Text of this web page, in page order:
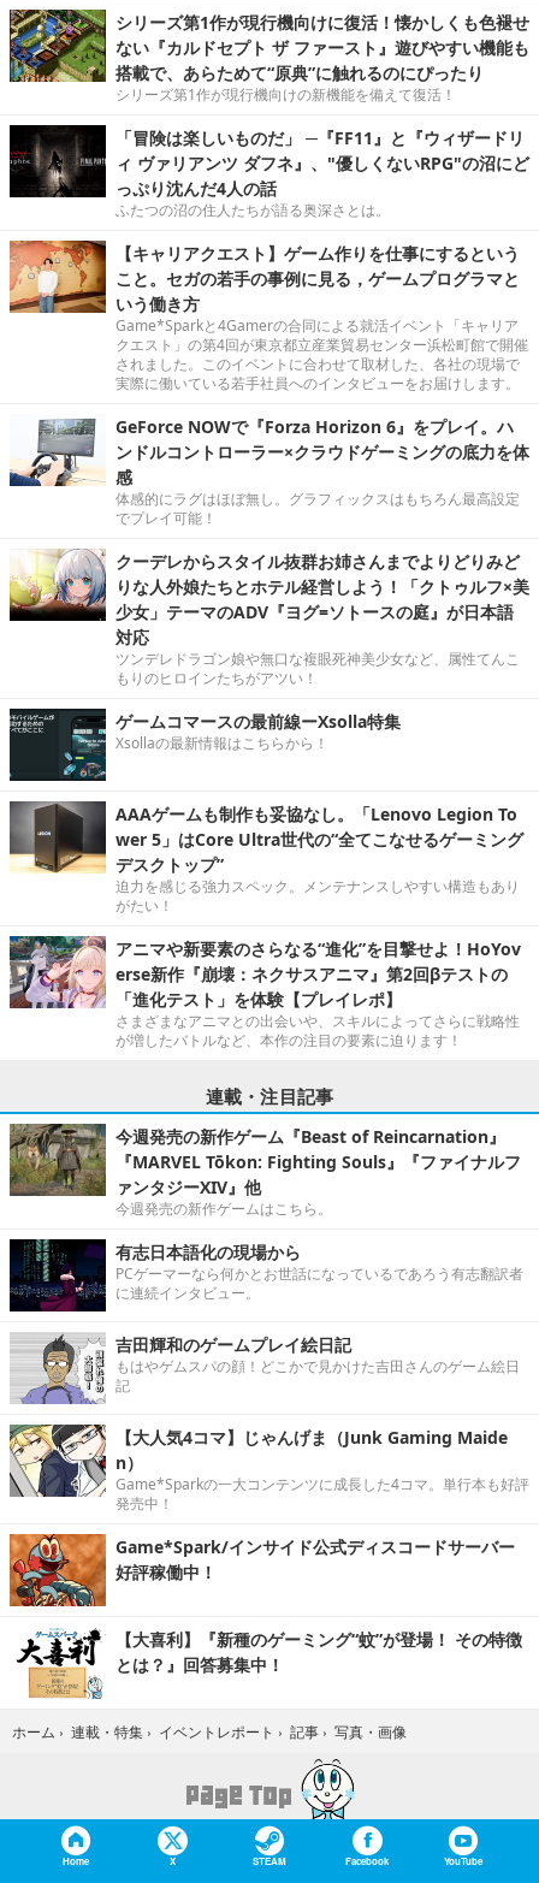
シリーズ第1作が現行機向けに復活！懐かしくも色褪せ
ない『カルドセプト ザ ファースト』遊びやすい機能も
搭載で、あらためて“原典”に触れるのにぴったり
シリーズ第1作が現行機向けの新機能を備えて復活！
「冒険は楽しいものだ」 ─『FF11』と『ウィザードリ
ィ ヴァリアンツ ダフネ』、"優しくないRPG"の沼にど
っぷり沈んだ4人の話
ふたつの沼の住人たちが語る奥深さとは。
【キャリアクエスト】ゲーム作りを仕事にするという
こと。セガの若手の事例に見る，ゲームプログラマと
いう働き方
Game*Sparkと4Gamerの合同による就活イベント「キャリア
クエスト」の第4回が東京都立産業貿易センター浜松町館で開催
されました。このイベントに合わせて取材した、各社の現場で
実際に働いている若手社員へのインタビューをお届けします。
GeForce NOWで『Forza Horizon 6』をプレイ。ハ
ンドルコントローラー×クラウドゲーミングの底力を体
感
体感的にラグはほぼ無し。グラフィックスはもちろん最高設定
でプレイ可能！
クーデレからスタイル抜群お姉さんまでよりどりみど
りな人外娘たちとホテル経営しよう！「クトゥルフ×美
少女」テーマのADV『ヨグ=ソトースの庭』が日本語
対応
ツンデレドラゴン娘や無口な複眼死神美少女など、属性てんこ
もりのヒロインたちがアツい！
ゲームコマースの最前線ーXsolla特集
Xsollaの最新情報はこちらから！
AAAゲームも制作も妥協なし。「Lenovo Legion To
wer 5」はCore Ultra世代の“全てこなせるゲーミング
デスクトップ”
迫力を感じる強力スペック。メンテナンスしやすい構造もあり
がたい！
アニマや新要素のさらなる“進化”を目撃せよ！HoYov
erse新作『崩壊：ネクサスアニマ』第2回βテストの
「進化テスト」を体験【プレイレポ】
さまざまなアニマとの出会いや、スキルによってさらに戦略性
が増したバトルなど、本作の注目の要素に迫ります！
連載・注目記事
今週発売の新作ゲーム『Beast of Reincarnation』
『MARVEL Tōkon: Fighting Souls』『ファイナルフ
ァンタジーXIV』他
今週発売の新作ゲームはこちら。
有志日本語化の現場から
PCゲーマーなら何かとお世話になっているであろう有志翻訳者
に連続インタビュー。
吉田輝和のゲームプレイ絵日記
もはやゲムスパの顔！どこかで見かけた吉田さんのゲーム絵日
記
【大人気4コマ】じゃんげま（Junk Gaming Maide
n）
Game*Sparkの一大コンテンツに成長した4コマ。単行本も好評
発売中！
Game*Spark/インサイド公式ディスコードサーバー
好評稼働中！
【大喜利】『新種のゲーミング“蚊”が登場！ その特徴
とは？』回答募集中！
ホーム › 連載・特集 › イベントレポート › 記事 › 写真・画像
Home X STEAM Facebook YouTube